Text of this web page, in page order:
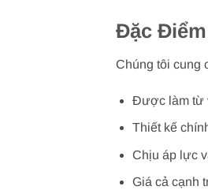
Đặc
Chúng tôi cung
Được làm từ
Thiết kế
Chịu áp lực
Giá cả cạnh